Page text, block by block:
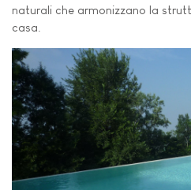
naturali che armonizzano la
casa.